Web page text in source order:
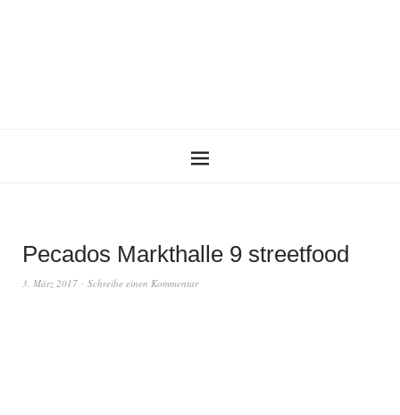
Pecados Markthalle 9 streetfood
3. März 2017 Schreibe einen Kommentar